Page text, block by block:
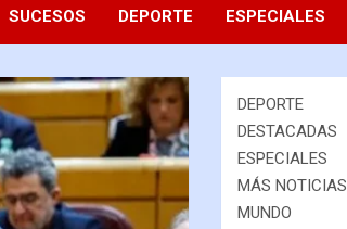
SUCESOS DEPORTE ESPECIALES
DEPORTE
DESTACADAS
ESPECIALES
MÁS NOTICIAS
MUNDO